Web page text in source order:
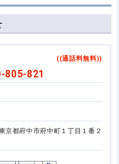
((通話料無料))
805-821
都府中市府中町１丁目１番２